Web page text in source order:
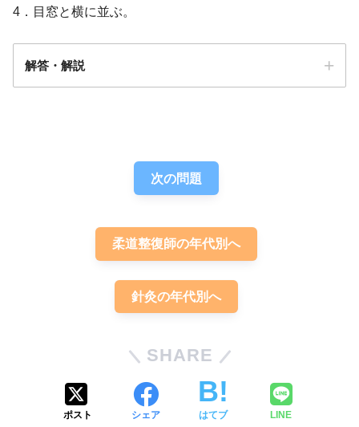
4．目窓と横に並ぶ。
解答・解説
次の問題
柔道整復師の年代別へ
針灸の年代別へ
SHARE
ポスト シェア はてブ LINE